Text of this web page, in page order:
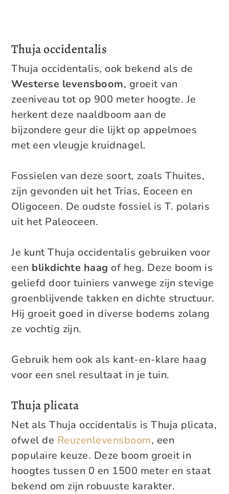
Thuja occidentalis
Thuja occidentalis, ook bekend als de
Westerse levensboom, groeit van
zeeniveau tot op 900 meter hoogte. Je
herkent deze naaldboom aan de
bijzondere geur die lijkt op appelmoes
met een vleugje kruidnagel.
Fossielen van deze soort, zoals Thuites,
zijn gevonden uit het Trias, Eoceen en
Oligoceen. De oudste fossiel is T. polaris
uit het Paleoceen.
Je kunt Thuja occidentalis gebruiken voor
een blikdichte haag of heg. Deze boom is
geliefd door tuiniers vanwege zijn stevige
groenblijvende takken en dichte structuur.
Hij groeit goed in diverse bodems zolang
ze vochtig zijn.
Gebruik hem ook als kant-en-klare haag
voor een snel resultaat in je tuin.
Thuja plicata
Net als Thuja occidentalis is Thuja plicata,
ofwel de Reuzenlevensboom, een
populaire keuze. Deze boom groeit in
hoogtes tussen 0 en 1500 meter en staat
bekend om zijn robuuste karakter.